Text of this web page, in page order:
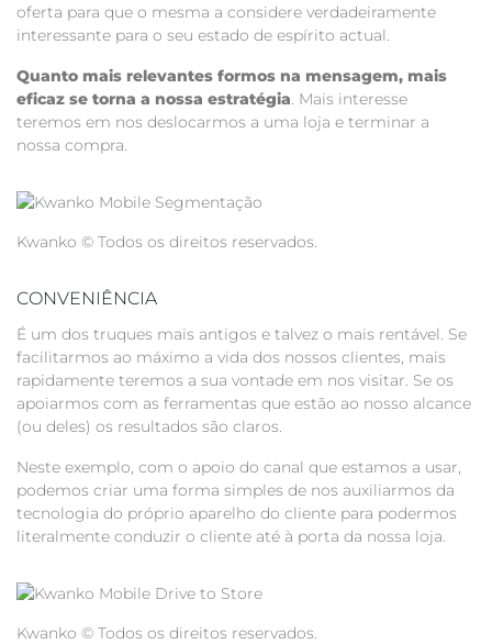
oferta para que o mesma a considere verdadeiramente
interessante para o seu estado de espírito actual.
Quanto mais relevantes formos na mensagem, mais
eficaz se torna a nossa estratégia. Mais interesse
teremos em nos deslocarmos a uma loja e terminar a
nossa compra.
Kwanko © Todos os direitos reservados.
CONVENIÊNCIA
É um dos truques mais antigos e talvez o mais rentável. Se
facilitarmos ao máximo a vida dos nossos clientes, mais
rapidamente teremos a sua vontade em nos visitar. Se os
apoiarmos com as ferramentas que estão ao nosso alcance
(ou deles) os resultados são claros.
Neste exemplo, com o apoio do canal que estamos a usar,
podemos criar uma forma simples de nos auxiliarmos da
tecnologia do próprio aparelho do cliente para podermos
literalmente conduzir o cliente até à porta da nossa loja.
Kwanko © Todos os direitos reservados.